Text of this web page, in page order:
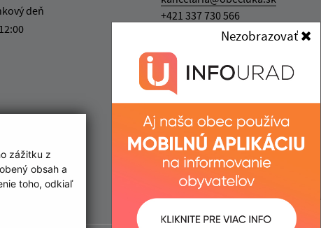
zážitku z
obsah a
toho, odkiaľ
deň
+421 337 730 566
IČO: 00311758Nezobrazovať